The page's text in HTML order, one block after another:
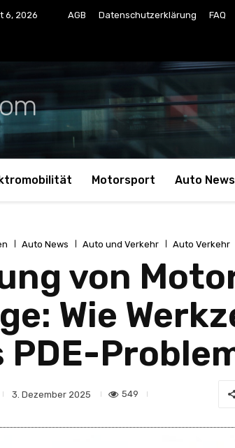
6, 2026 AGB Datenschutzerklärung FAQ
Motorsport Auto News
Auto News Auto und Verkehr Auto Verkehr
von
Wie
PDE-
3. Dezember 2025 549